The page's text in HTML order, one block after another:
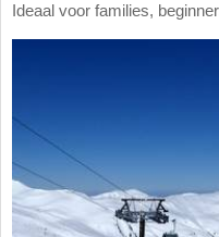
Ideaal voor families,